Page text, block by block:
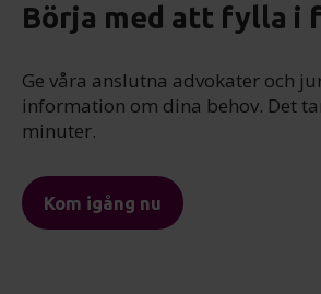
Börja med att fylla i
Ge våra anslutna advokater och
information om dina behov. Det
minuter.
Kom igång nu